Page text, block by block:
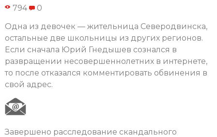
794 0
Одна из девочек — жительница Северодвинска,
остальные две школьницы из других регионов.
Если сначала Юрий Гнедышев сознался в
развращении несовершеннолетних в интернете,
то после отказался комментировать обвинения в
свой адрес.
Завершено расследование скандального